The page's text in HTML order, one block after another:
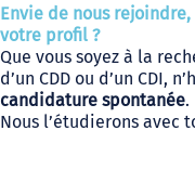
Envie de nous
votre profil ?
Que vous soyez à la
d’un CDD ou d’un CDI,
candidature spontanée.
Nous l’étudierons avec